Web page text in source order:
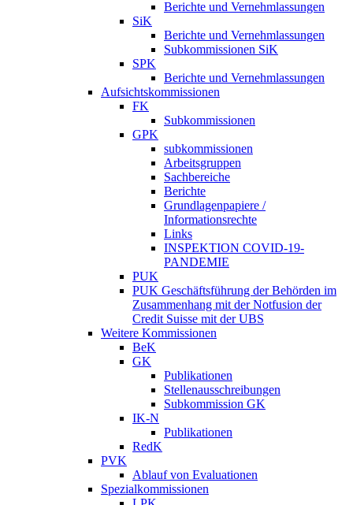
Berichte und Vernehmlassungen
SiK
Berichte und Vernehmlassungen
Subkommissionen SiK
SPK
Berichte und Vernehmlassungen
Aufsichtskommissionen
FK
Subkommissionen
GPK
subkommissionen
Arbeitsgruppen
Sachbereiche
Berichte
Grundlagenpapiere /
Informationsrechte
Links
INSPEKTION COVID-19-
PANDEMIE
PUK
PUK Geschäftsführung der Behörden im
Zusammenhang mit der Notfusion der
Credit Suisse mit der UBS
Weitere Kommissionen
BeK
GK
Publikationen
Stellenausschreibungen
Subkommission GK
IK-N
Publikationen
RedK
PVK
Ablauf von Evaluationen
Spezialkommissionen